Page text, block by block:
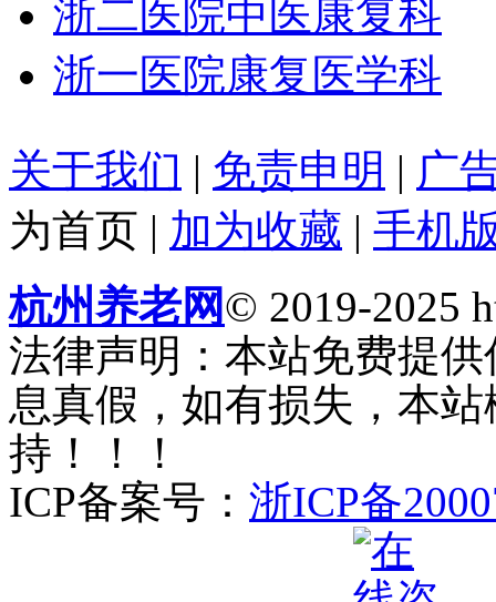
浙二医院中医康复科
浙一医院康复医学科
关于我们 | 免责申明 | 广
为首页 | 加为收藏 | 手机
杭州养老网© 2019-2025
法律声明：本站免费提
息真假，如有损失，本
持！！！
ICP备案号： 浙ICP备